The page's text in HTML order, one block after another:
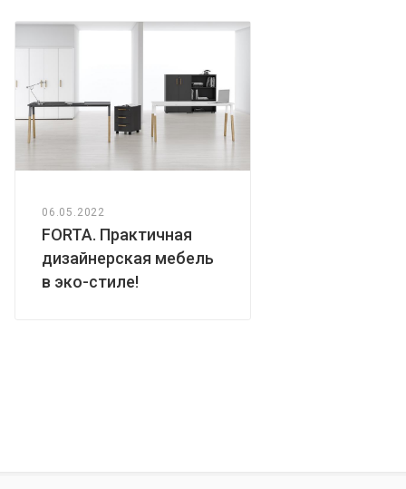
06.05.2022
FORTA. Практичная
дизайнерская мебель
в эко-стиле!